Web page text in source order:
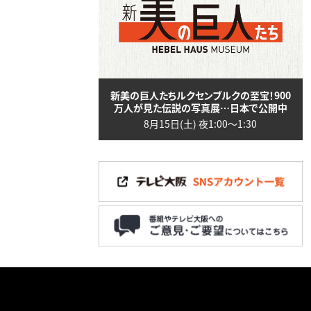
新美の巨人たちルクセンブルクの至宝！900
万人が見た伝説の写真展…日本で公開中
8月15日(土) 夜1:00〜1:30